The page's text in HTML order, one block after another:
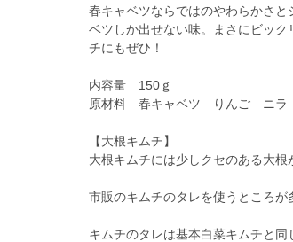
春キャベツならではのやわらかさ
ベツしか出せない味。まさにビッ
チにもぜひ！
内容量 150ｇ
原材料 春キャベツ りんご ニ
【大根キムチ】
大根キムチには少しクセのある大
市販のキムチのタレを使うところ
キムチのタレは基本白菜キムチと